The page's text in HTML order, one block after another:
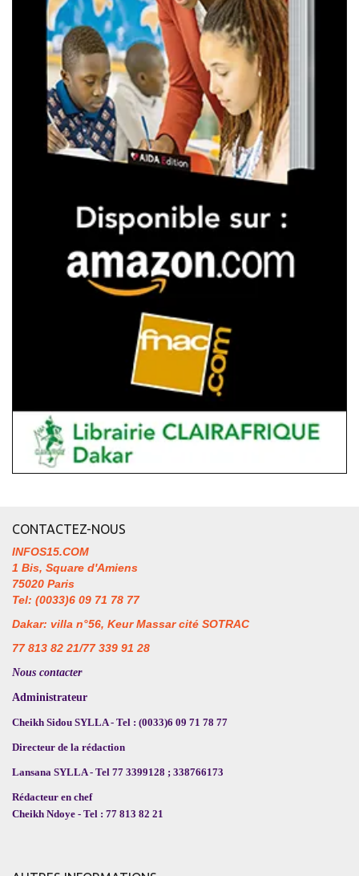
CONTACTEZ-NOUS
INFOS15.COM
1 Bis, Square d'Amiens
75020 Paris
Tel: (0033)6 09 71 78 77
Dakar: villa n°56, Keur Massar cité SOTRAC
77 813 82 21/77 339 91 28
Nous contacter
Administrateur
Cheikh Sidou SYLLA - Tel : (0033)6 09 71 78 77
Directeur de la rédaction
Lansana SYLLA - Tel 77 3399128 ; 338766173
Rédacteur en chef
Cheikh Ndoye - Tel : 77 813 82 21